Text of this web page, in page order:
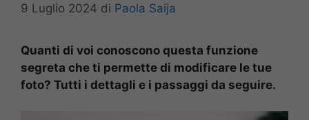
9 Luglio 2024 di Paola Saija
Quanti di voi conoscono questa funzione
segreta che ti permette di modificare le tue
foto? Tutti i dettagli e i passaggi da seguire.